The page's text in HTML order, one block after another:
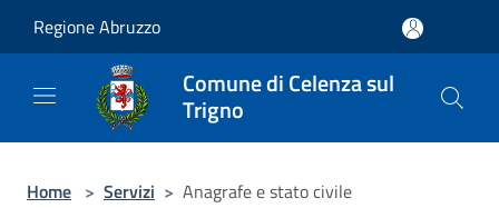
Regione Abruzzo
Comune di Celenza sul
Trigno
Home > Servizi > Anagrafe e stato civile